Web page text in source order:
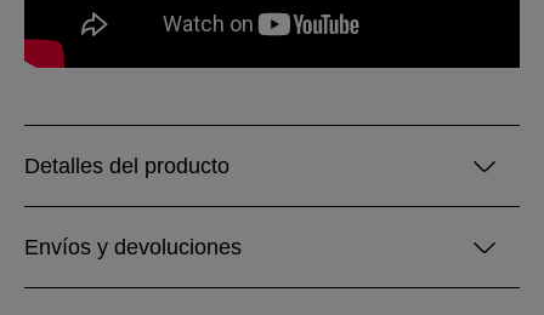
Detalles del producto
Envíos y devoluciones